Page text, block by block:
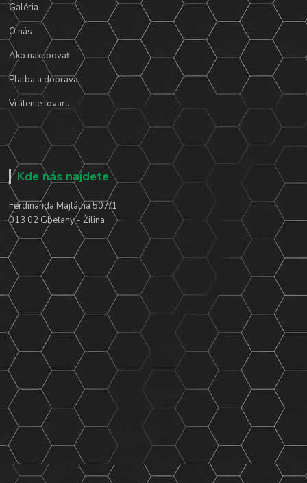
Galéria
O nás
Ako nakupovať
Platba a doprava
Vrátenie tovaru
Kde nás najdete
Ferdinanda Majlátha 507/1
013 02 Gbeľany - Žilina